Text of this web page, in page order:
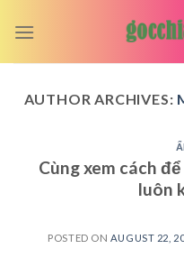
AUTHOR ARCHIVES:
Cùng xem cách
luôn
POSTED ON AUGUST 22,